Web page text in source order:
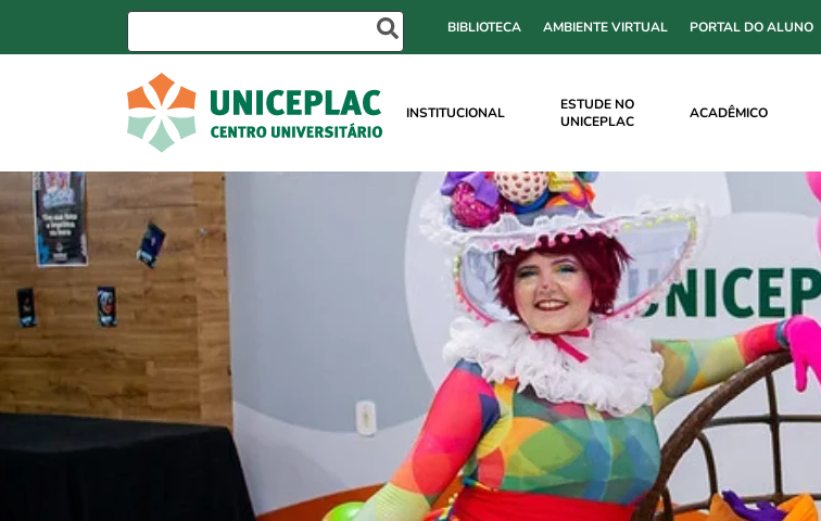
BIBLIOTECA AMBIENTE VIRTUAL PORTAL DO ALUNO
INSTITUCIONAL
ESTUDE NO
UNICEPLAC
ACADÊMICO